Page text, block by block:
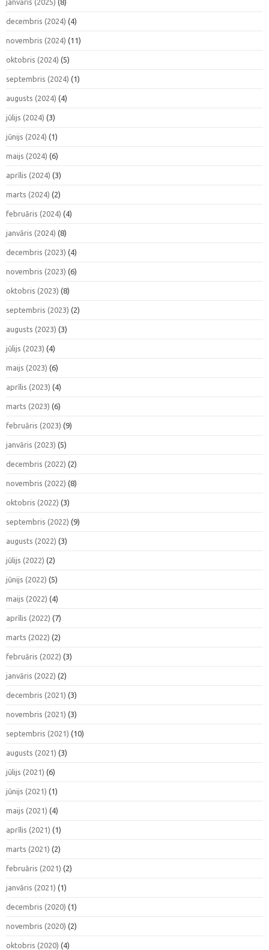
decembris (2024) (4)
novembris (2024) (11)
oktobris (2024) (5)
septembris (2024) (1)
augusts (2024) (4)
jūlijs (2024) (3)
jūnijs (2024) (1)
maijs (2024) (6)
aprīlis (2024) (3)
marts (2024) (2)
februāris (2024) (4)
janvāris (2024) (8)
decembris (2023) (4)
novembris (2023) (6)
oktobris (2023) (8)
septembris (2023) (2)
augusts (2023) (3)
jūlijs (2023) (4)
maijs (2023) (6)
aprīlis (2023) (4)
marts (2023) (6)
februāris (2023) (9)
janvāris (2023) (5)
decembris (2022) (2)
novembris (2022) (8)
oktobris (2022) (3)
septembris (2022) (9)
augusts (2022) (3)
jūlijs (2022) (2)
jūnijs (2022) (5)
maijs (2022) (4)
aprīlis (2022) (7)
marts (2022) (2)
februāris (2022) (3)
janvāris (2022) (2)
decembris (2021) (3)
novembris (2021) (3)
septembris (2021) (10)
augusts (2021) (3)
jūlijs (2021) (6)
jūnijs (2021) (1)
maijs (2021) (4)
aprīlis (2021) (1)
marts (2021) (2)
februāris (2021) (2)
janvāris (2021) (1)
decembris (2020) (1)
novembris (2020) (2)
oktobris (2020) (4)